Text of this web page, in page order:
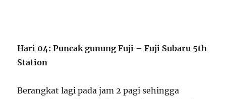
Hari 04: Puncak gunung Fuji – Fuji Subaru 5th
Station
Berangkat lagi pada jam 2 pagi sehingga